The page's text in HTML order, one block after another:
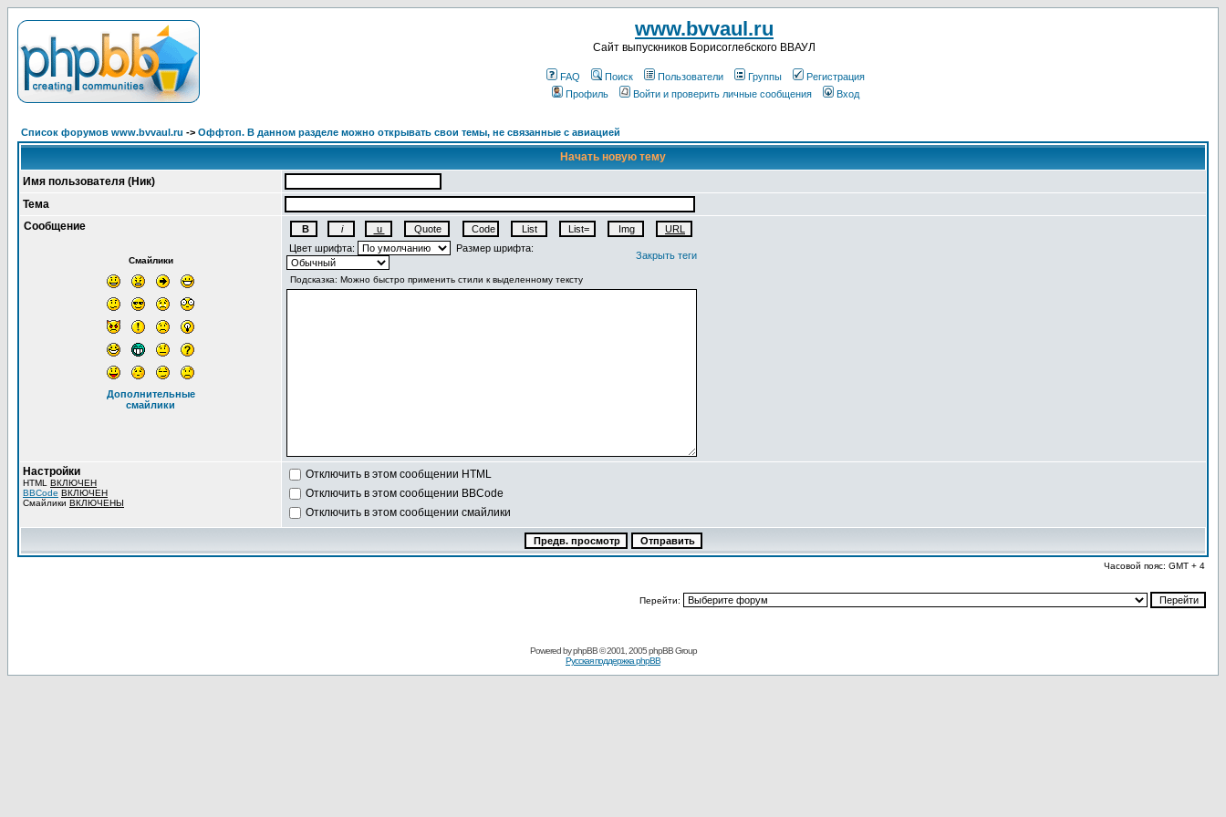
www.bvvaul.ru
Cайт выпускников Борисоглебского ВВАУЛ
FAQ Поиск Пользователи Группы
Регистрация
Профиль
Войти и проверить личные сообщения Вход
Список форумов www.bvvaul.ru -> Оффтоп. В данном разделе можно открывать свои темы, не связанные с авиацией
Начать новую тему
Имя пользователя (Ник)
Тема
Сообщение
Смайлики
Дополнительные
смайлики
Цвет шрифта: Размер шрифта:
Закрыть теги
Настройки
HTML ВКЛЮЧЕН
BBCode ВКЛЮЧЕН
Смайлики ВКЛЮЧЕНЫ
Отключить в этом сообщении HTML
Отключить в этом сообщении BBCode
Отключить в этом сообщении смайлики
Часовой пояс: GMT + 4
Перейти:
Powered byphpBB© 2001, 2005 phpBB Group
Русская поддержка phpBB